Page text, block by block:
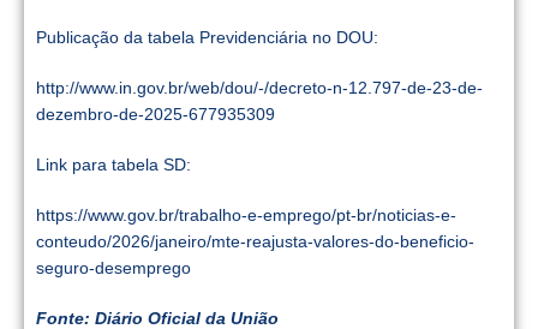
Publicação da tabela Previdenciária no DOU:
http://www.in.gov.br/web/dou/-/decreto-n-12.797-de-23-de-
dezembro-de-2025-677935309
Link para tabela SD:
https://www.gov.br/trabalho-e-emprego/pt-br/noticias-e-
conteudo/2026/janeiro/mte-reajusta-valores-do-beneficio-
seguro-desemprego
Fonte: Diário Oficial da União